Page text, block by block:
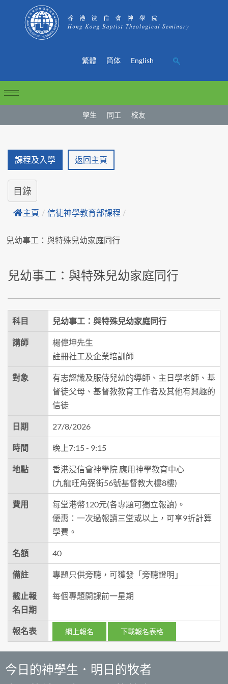
繁體 简体 English
學生 同工 校友
課程及入學 返回主頁
目錄
主頁 / 信徒神學教育部課程 /
兒幼事工：與特殊兒幼家庭同行
兒幼事工：與特殊兒幼家庭同行
科目 兒幼事工：與特殊兒幼家庭同行
講師
楊偉坤先生
註冊社工及企業培訓師
對象
有志認識及服侍兒幼的導師、主日學老師、基
督徒父母、基督教教育工作者及其他有興趣的
信徒
日期 27/8/2026
時間 晚上7:15 - 9:15
地點
香港浸信會神學院 應用神學教育中心
(九龍旺角弼街56號基督教大樓8樓)
費用
每堂港幣120元(各專題可獨立報讀)。
優惠：一次過報讀三堂或以上，可享9折計算
學費。
名額 40
備註 專題只供旁聽，可獲發「旁聽證明」
截止報
名日期
每個專題開課前一星期
報名表 網上報名 下載報名表格
今日的神學生．明日的牧者